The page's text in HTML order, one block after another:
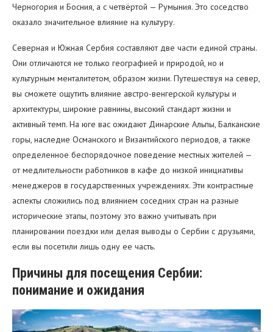
Черногория и Босния, а с четвёртой — Румыния. Это соседство
оказало значительное влияние на культуру.
Северная и Южная Сербия составляют две части единой страны.
Они отличаются не только географией и природой, но и
культурным менталитетом, образом жизни. Путешествуя на север,
вы сможете ощутить влияние австро-венгерской культуры и
архитектуры, широкие равнины, высокий стандарт жизни и
активный темп. На юге вас ожидают Динарские Альпы, Балканские
горы, наследие Османского и Византийского периодов, а также
определенное беспорядочное поведение местных жителей —
от медлительности работников в кафе до низкой инициативы
менеджеров в государственных учреждениях. Эти контрастные
аспекты сложились под влиянием соседних стран на разные
исторические этапы, поэтому это важно учитывать при
планировании поездки или делая выводы о Сербии с друзьями,
если вы посетили лишь одну ее часть.
Причины для посещения Сербии:
понимание и ожидания